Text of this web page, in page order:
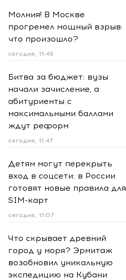
Молния! В Москве
прогремел мощный взрыв:
что произошло?
сегодня, 11:49
Битва за бюджет: вузы
начали зачисление, а
абитуриенты с
максимальными баллами
ждут реформ
сегодня, 11:47
Детям могут перекрыть
вход в соцсети: в России
готовят новые правила для
SIM-карт
сегодня, 11:07
Что скрывает древний
город у моря? Эрмитаж
возобновил уникальную
экспедицию на Кубани